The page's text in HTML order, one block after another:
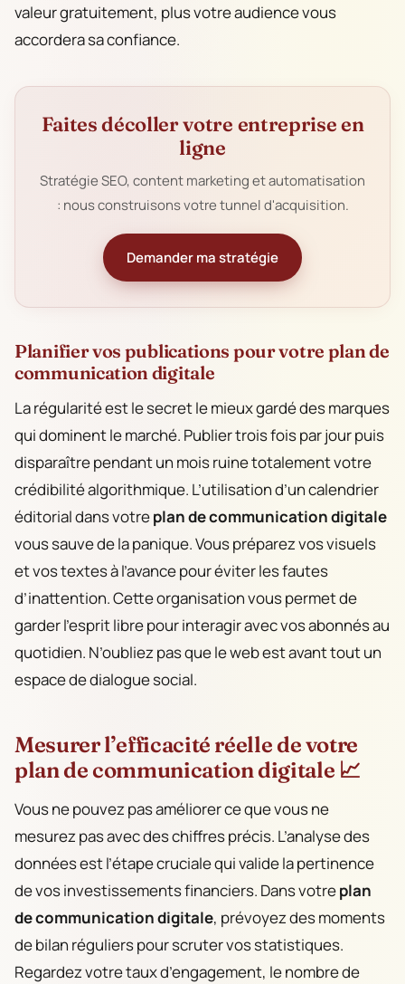
valeur gratuitement, plus votre audience vous
accordera sa confiance.
Faites décoller votre entreprise en
ligne
Stratégie SEO, content marketing et automatisation
: nous construisons votre tunnel d'acquisition.
Demander ma stratégie
Planifier vos publications pour votre plan de
communication digitale
La régularité est le secret le mieux gardé des marques
qui dominent le marché. Publier trois fois par jour puis
disparaître pendant un mois ruine totalement votre
crédibilité algorithmique. L’utilisation d’un calendrier
éditorial dans votreplan de communication digitale
vous sauve de la panique. Vous préparez vos visuels
et vos textes à l’avance pour éviter les fautes
d’inattention. Cette organisation vous permet de
garder l’esprit libre pour interagir avec vos abonnés au
quotidien. N’oubliez pas que le web est avant tout un
espace de dialogue social.
Mesurer l’efficacité réelle de votre
plan de communication digitale 📈
Vous ne pouvez pas améliorer ce que vous ne
mesurez pas avec des chiffres précis. L’analyse des
données est l’étape cruciale qui valide la pertinence
de vos investissements financiers. Dans votreplan
de communication digitale, prévoyez des moments
de bilan réguliers pour scruter vos statistiques.
Regardez votre taux d’engagement, le nombre de